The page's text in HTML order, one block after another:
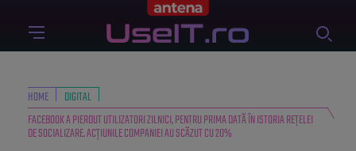
HOME
DIGITAL
FACEBOOK A PIERDUT UTILIZATORI ZILNICI, PENTRU PRIMA DATĂ ÎN ISTORIA REȚELEI
DE SOCIALIZARE. ACȚIUNILE COMPANIEI AU SCĂZUT CU 20%